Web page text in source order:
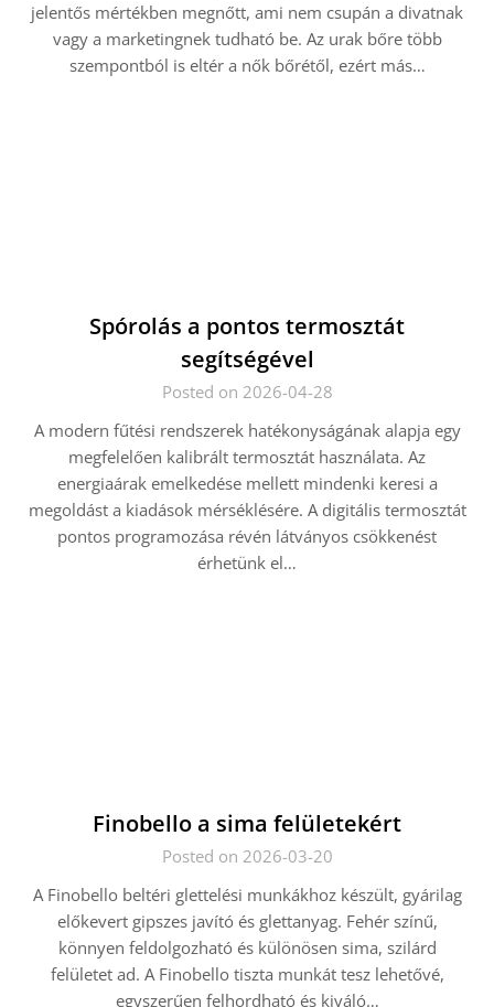
jelentős mértékben megnőtt, ami nem csupán a divatnak
vagy a marketingnek tudható be. Az urak bőre több
szempontból is eltér a nők bőrétől, ezért más…
Spórolás a pontos termosztát
segítségével
Posted on 2026-04-28
A modern fűtési rendszerek hatékonyságának alapja egy
megfelelően kalibrált termosztát használata. Az
energiaárak emelkedése mellett mindenki keresi a
megoldást a kiadások mérséklésére. A digitális termosztát
pontos programozása révén látványos csökkenést
érhetünk el…
Finobello a sima felületekért
Posted on 2026-03-20
A Finobello beltéri glettelési munkákhoz készült, gyárilag
előkevert gipszes javító és glettanyag. Fehér színű,
könnyen feldolgozható és különösen sima, szilárd
felületet ad. A Finobello tiszta munkát tesz lehetővé,
egyszerűen felhordható és kiváló…